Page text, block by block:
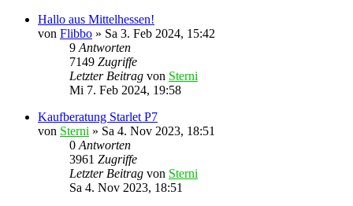
Hallo aus Mittelhessen!
von Flibbo » Sa 3. Feb 2024, 15:42
9 Antworten
7149 Zugriffe
Letzter Beitrag von Sterni
Mi 7. Feb 2024, 19:58
Kaufberatung Starlet P7
von Sterni » Sa 4. Nov 2023, 18:51
0 Antworten
3961 Zugriffe
Letzter Beitrag von Sterni
Sa 4. Nov 2023, 18:51